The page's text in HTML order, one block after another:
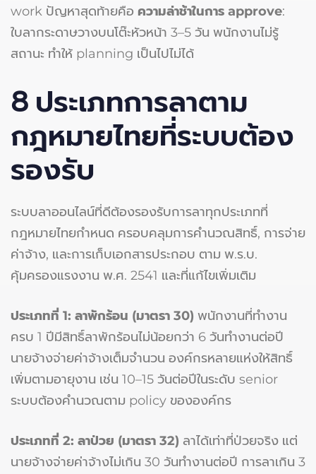
work ปัญหาสุดท้ายคือ ความล่าช้าในการ approve:
ใบลากระดาษวางบนโต๊ะหัวหน้า 3–5 วัน พนักงานไม่รู้
สถานะ ทำให้ planning เป็นไปไม่ได้
8 ประเภทการลาตาม
กฎหมายไทยที่ระบบต้อง
รองรับ
ระบบลาออนไลน์ที่ดีต้องรองรับการลาทุกประเภทที่
กฎหมายไทยกำหนด ครอบคลุมการคำนวณสิทธิ์, การจ่าย
ค่าจ้าง, และการเก็บเอกสารประกอบ ตาม พ.ร.บ.
คุ้มครองแรงงาน พ.ศ. 2541 และที่แก้ไขเพิ่มเติม
ประเภทที่ 1: ลาพักร้อน (มาตรา 30) พนักงานที่ทำงาน
ครบ 1 ปีมีสิทธิ์ลาพักร้อนไม่น้อยกว่า 6 วันทำงานต่อปี
นายจ้างจ่ายค่าจ้างเต็มจำนวน องค์กรหลายแห่งให้สิทธิ์
เพิ่มตามอายุงาน เช่น 10–15 วันต่อปีในระดับ senior
ระบบต้องคำนวณตาม policy ขององค์กร
ประเภทที่ 2: ลาป่วย (มาตรา 32) ลาได้เท่าที่ป่วยจริง แต่
นายจ้างจ่ายค่าจ้างไม่เกิน 30 วันทำงานต่อปี การลาเกิน 3